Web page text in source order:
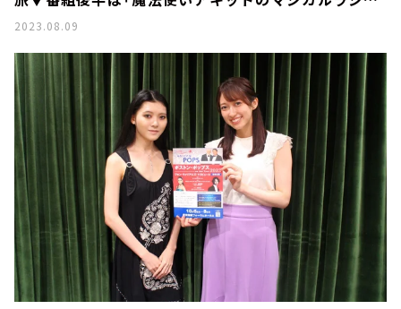
オ」のゲストはタレント・俳優の松田杏咲さん
2023.08.09